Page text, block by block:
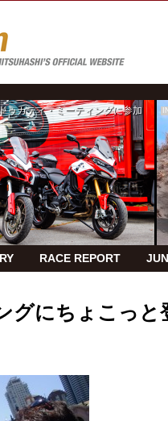
カティ・ミーティングに参加
RACE REPORT
グにちょこっと